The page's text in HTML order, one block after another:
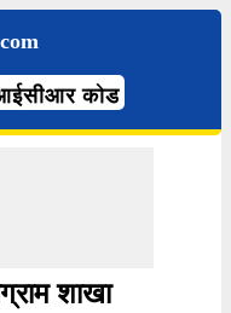
कोड
शाखा